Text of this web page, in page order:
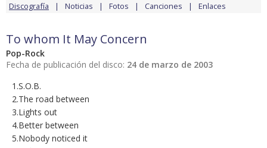
Discografía Noticias Fotos Canciones Enlaces
To whom It May Concern
Pop-Rock
Fecha de publicación del disco: 24 de marzo de 2003
1.S.O.B.
2.The road between
3.Lights out
4.Better between
5.Nobody noticed it